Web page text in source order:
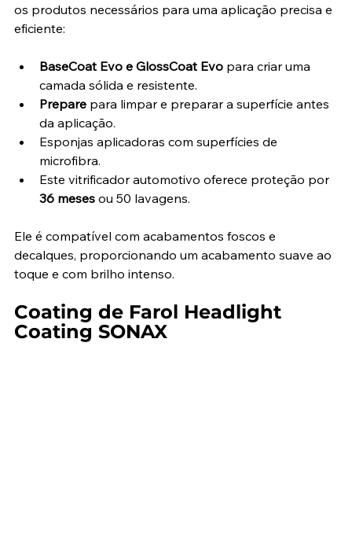
os produtos necessários para uma aplicação precisa e
eficiente:
BaseCoat Evo e GlossCoat Evo para criar uma
camada sólida e resistente.
Prepare para limpar e preparar a superfície antes
da aplicação.
Esponjas aplicadoras com superfícies de
microfibra.
Este vitrificador automotivo oferece proteção por
36 meses ou 50 lavagens.
Ele é compatível com acabamentos foscos e
decalques, proporcionando um acabamento suave ao
toque e com brilho intenso.
Coating de Farol Headlight
Coating SONAX